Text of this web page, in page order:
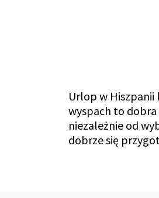
Urlop w
wyspach to
niezależnie od
dobrze się